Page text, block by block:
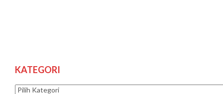
KATEGORI
Kategori